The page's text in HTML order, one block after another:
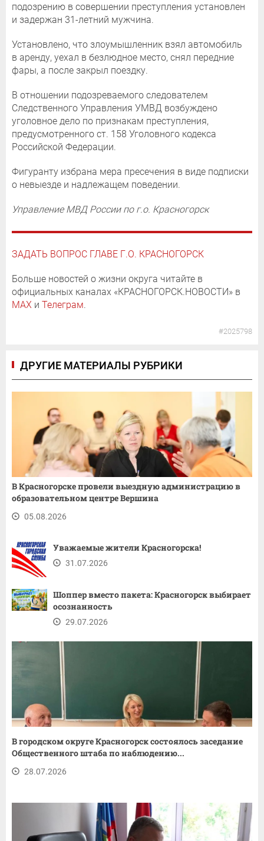
подозрению в совершении преступления установлен
и задержан 31-летний мужчина.
Установлено, что злоумышленник взял автомобиль
в аренду, уехал в безлюдное место, снял передние
фары, а после закрыл поездку.
В отношении подозреваемого следователем
Следственного Управления УМВД возбуждено
уголовное дело по признакам преступления,
предусмотренного ст. 158 Уголовного кодекса
Российской Федерации.
Фигуранту избрана мера пресечения в виде подписки
о невыезде и надлежащем поведении.
Управление МВД России по г.о. Красногорск
ЗАДАТЬ ВОПРОС ГЛАВЕ Г.О. КРАСНОГОРСК
Больше новостей о жизни округа читайте в
официальных каналах «КРАСНОГОРСК.НОВОСТИ» в
MAX и Телеграм.
#2025798
ДРУГИЕ МАТЕРИАЛЫ РУБРИКИ
В Красногорске провели выездную администрацию в
образовательном центре Вершина
05.08.2026
Уважаемые жители Красногорска!
31.07.2026
Шоппер вместо пакета: Красногорск выбирает
осознанность
29.07.2026
В городском округе Красногорск состоялось заседание
Общественного штаба по наблюдению...
28.07.2026